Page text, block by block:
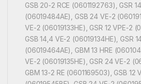
GSB 20-2 RCE (0601192763), GSR
(06019484AE), GSB 24 VE-2
VE-2 (06019133HE), GSR 12 VPE-2
GSB 14,4 VE-2 (06019134HE), GSR
(06019464AE), GBM 13 HRE
VE-2 (06019135HE), GSR 24 VE-2
GBM 13-2 RE (0601169503), GSB 12